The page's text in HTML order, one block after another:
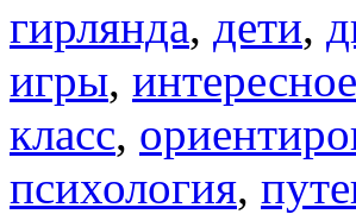
гирлянда, дети,
игры, интересное
класс,
психология,